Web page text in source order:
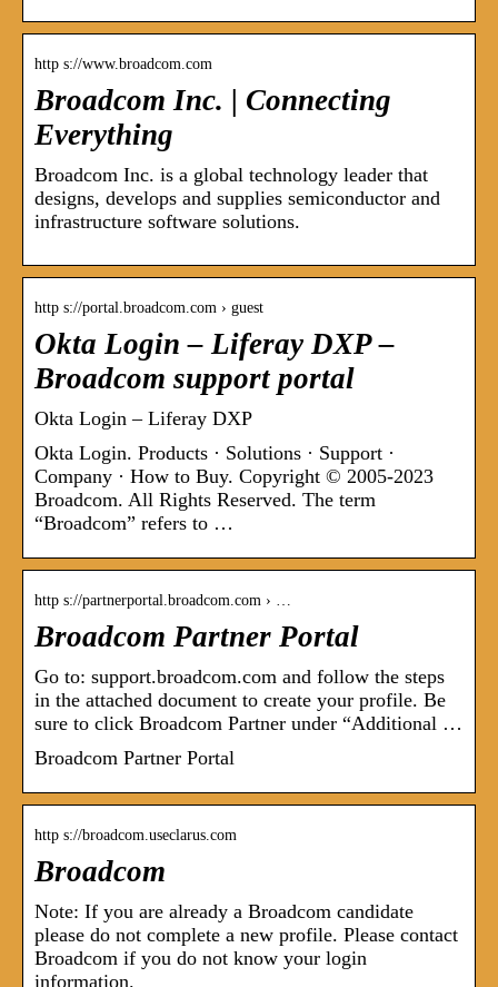
http s://www.broadcom.com
Broadcom Inc. | Connecting
Everything
Broadcom Inc. is a global technology leader that
designs, develops and supplies semiconductor and
infrastructure software solutions.
http s://portal.broadcom.com › guest
Okta Login – Liferay DXP –
Broadcom support portal
Okta Login – Liferay DXP
Okta Login. Products · Solutions · Support ·
Company · How to Buy. Copyright © 2005-2023
Broadcom. All Rights Reserved. The term
“Broadcom” refers to …
http s://partnerportal.broadcom.com › …
Broadcom Partner Portal
Go to: support.broadcom.com and follow the steps
in the attached document to create your profile. Be
sure to click Broadcom Partner under “Additional …
Broadcom Partner Portal
http s://broadcom.useclarus.com
Broadcom
Note: If you are already a Broadcom candidate
please do not complete a new profile. Please contact
Broadcom if you do not know your login
information.